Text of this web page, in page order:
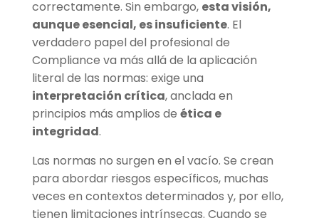
correctamente. Sin embargo, esta visión,
aunque esencial, es insuficiente. El
verdadero papel del profesional de
Compliance va más allá de la aplicación
literal de las normas: exige una
interpretación crítica, anclada en
principios más amplios de ética e
integridad.
Las normas no surgen en el vacío. Se crean
para abordar riesgos específicos, muchas
veces en contextos determinados y, por ello,
tienen limitaciones intrínsecas. Cuando se